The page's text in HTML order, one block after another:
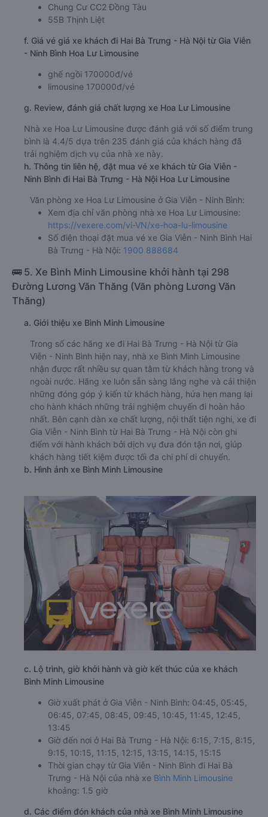
Chung Cư CC2 Đồng Tàu
55B Thịnh Liệt
f. Giá vé giá xe khách đi Hai Bà Trưng - Hà Nội từ Gia Viễn
- Ninh Bình Hoa Lư Limousine
ghế ngồi 170000đ/vé
limousine 170000đ/vé
g. Review, đánh giá chất lượng xe Hoa Lư Limousine
Nhà xe Hoa Lư Limousine được đánh giá với số điểm trung
bình là 4.4/5 dựa trên 235 đánh giá của khách hàng đã
trải nghiệm dịch vụ của nhà xe này.
h. Thông tin liên hệ, đặt mua vé xe khách từ Gia Viễn -
Ninh Bình đi Hai Bà Trưng - Hà Nội Hoa Lư Limousine
Văn phòng xe Hoa Lư Limousine ở Gia Viễn - Ninh Bình:
Xem địa chỉ văn phòng nhà xe Hoa Lư Limousine:
https://vexere.com/vi-VN/xe-hoa-lu-limousine
Số điện thoại đặt mua vé xe Gia Viễn - Ninh Bình Hai
Bà Trưng - Hà Nội: 1900 888684
🚌 5. Xe Bình Minh Limousine khởi hành tại 298
Đường Lương Văn Thăng (Văn phòng Lương Văn
Thăng)
a. Giới thiệu xe Bình Minh Limousine
Trong số các hãng xe đi Hai Bà Trưng - Hà Nội từ Gia
Viễn - Ninh Bình hiện nay, nhà xe Bình Minh Limousine
nhận được rất nhiều sự quan tâm từ khách hàng trong và
ngoài nước. Hãng xe luôn sẵn sàng lắng nghe và cải thiện
những đóng góp ý kiến từ khách hàng, hứa hẹn mang lại
cho hành khách những trải nghiệm chuyến đi hoàn hảo
nhất. Bên cạnh dàn xe chất lượng, nội thất tiện nghi, xe đi
Gia Viễn - Ninh Bình từ Hai Bà Trưng - Hà Nội còn ghi
điểm với hành khách bởi dịch vụ đưa đón tận nơi, giúp
khách hàng tiết kiệm được tối đa chi phí di chuyển.
b. Hình ảnh xe Bình Minh Limousine
c. Lộ trình, giờ khởi hành và giờ kết thúc của xe khách
Bình Minh Limousine
Giờ xuất phát ở Gia Viễn - Ninh Bình: 04:45, 05:45,
06:45, 07:45, 08:45, 09:45, 10:45, 11:45, 12:45,
13:45
Giờ đến nơi ở Hai Bà Trưng - Hà Nội: 6:15, 7:15, 8:15,
9:15, 10:15, 11:15, 12:15, 13:15, 14:15, 15:15
Thời gian chạy từ Gia Viễn - Ninh Bình đi Hai Bà
Trưng - Hà Nội của nhà xe Bình Minh Limousine
khoảng: 1.5 giờ
d. Các điểm đón khách của nhà xe Bình Minh Limousine